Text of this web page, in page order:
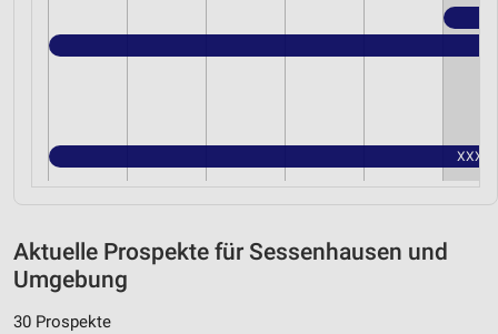
Aktuelle Prospekte für Sessenhausen und
Umgebung
30 Prospekte